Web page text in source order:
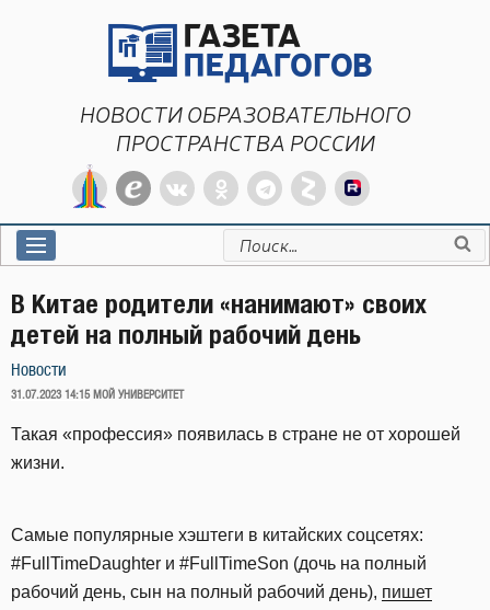
НОВОСТИ ОБРАЗОВАТЕЛЬНОГО
ПРОСТРАНСТВА РОССИИ
Искать:
В Китае родители «нанимают» своих
детей на полный рабочий день
Новости
ОПУБЛИКОВАНО
31.07.2023 14:15 МОЙ УНИВЕРСИТЕТ
Такая «профессия» появилась в стране не от хорошей
жизни.
Самые популярные хэштеги в китайских соцсетях:
#FullTimeDaughter и #FullTimeSon (дочь на полный
рабочий день, сын на полный рабочий день), пишет